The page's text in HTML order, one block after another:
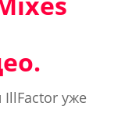
уже